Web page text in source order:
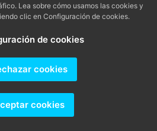
Lea sobre cómo usamos las cookies y
clic en Configuración de cookies.
de cookies
cookies
cookies